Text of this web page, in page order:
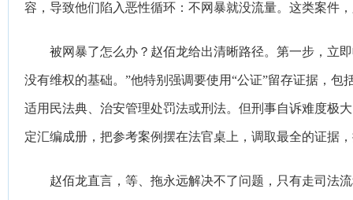
容，导致他们陷入恶性循环：不网暴就没流量。这类案件
被网暴了怎么办？ 赵佰龙给出清晰路径。第一步，立
没有维权的基础。”他特别强调要使用“公证”留存证据，
适用民法典、治安管理处罚法或刑法。但刑事自诉难度极
定汇编成册，把参考案例摆在法官桌上，调取最全的证据
赵佰龙直言，等、拖永远解决不了问题，只有走司法